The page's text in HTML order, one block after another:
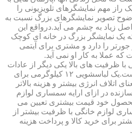
مهم نمایشگرهای تلویزیونی را
تصویر نمایشگرهای بزرگ نسبت به
زیاد به چشم می آید.درواقع این
نمایشگر بزرگ در خانه ای کوچک
را دارد و مشتری برای آیتمی
که عملا به کار او نمی آید.
ظرفیت های بالا یکی دیگر از عادات
نادرست مشتریان ایرانی است.یک لباسشویی ١٢ کیلوگرمی برای
به معنای اتلاف انرژی بیشتر و هزینه بالاتر
در ازای ارایه سمساری لوازم
محصول خود قیمت بیشتری تعیین می
لوازم خانگی با ظرفیت بیشتر از
برای خرید کالا و پرداخت هزینه